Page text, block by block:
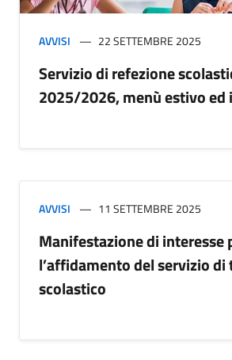
AVVISI 22 SETTEMBRE 2025
Servizio di refezione
2025/2026, menù estivo ed
AVVISI 11 SETTEMBRE 2025
Manifestazione di interesse
l’affidamento del servizio
scolastico